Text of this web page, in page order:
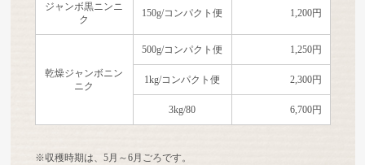
ジャンボ黒ニンニ
ク
150g/コンパクト便 1,200円
乾燥ジャンボニン
ニク
500g/コンパクト便 1,250円
1kg/コンパクト便 2,300円
3kg/80 6,700円
※収穫時期は、5月～6月ごろです。